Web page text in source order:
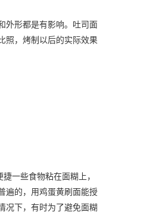
外形都是有影响。吐司面
照，烤制以后的实际效果
一些食物粘在面糊上，
遍的，用鸡蛋黄刷面能授
况下，有时为了避免面糊